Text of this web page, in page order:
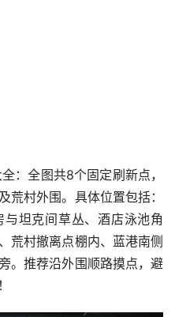
：全图共8个固定刷新点，
荒村外围。具体位置包括：
坦克间草丛、酒店泳池角
荒村撤离点棚内、蓝港南侧
。推荐沿外围顺路摸点，避